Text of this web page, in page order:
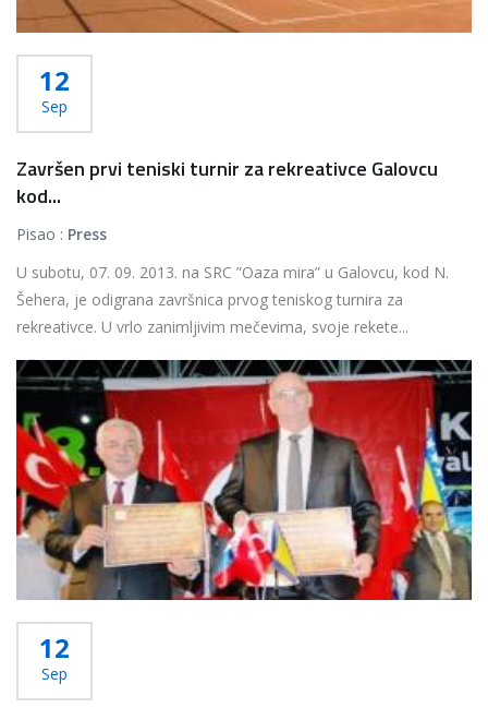
12
Sep
Završen prvi teniski turnir za rekreativce Galovcu
kod...
Pisao : Press
U subotu, 07. 09. 2013. na SRC ”Oaza mira” u Galovcu, kod N.
Šehera, je odigrana završnica prvog teniskog turnira za
rekreativce. U vrlo zanimljivim mečevima, svoje rekete...
Više...
12
Sep